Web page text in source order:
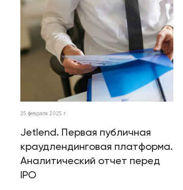
25 февраля 2025 г.
Jetlend. Первая публичная
краудлендинговая платформа.
Аналитический отчет перед
IPO